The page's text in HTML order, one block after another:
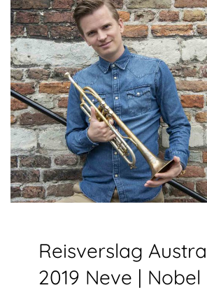
Reisverslag
2019 Neve | Nobel